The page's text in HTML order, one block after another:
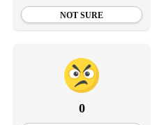
NOT SURE
0